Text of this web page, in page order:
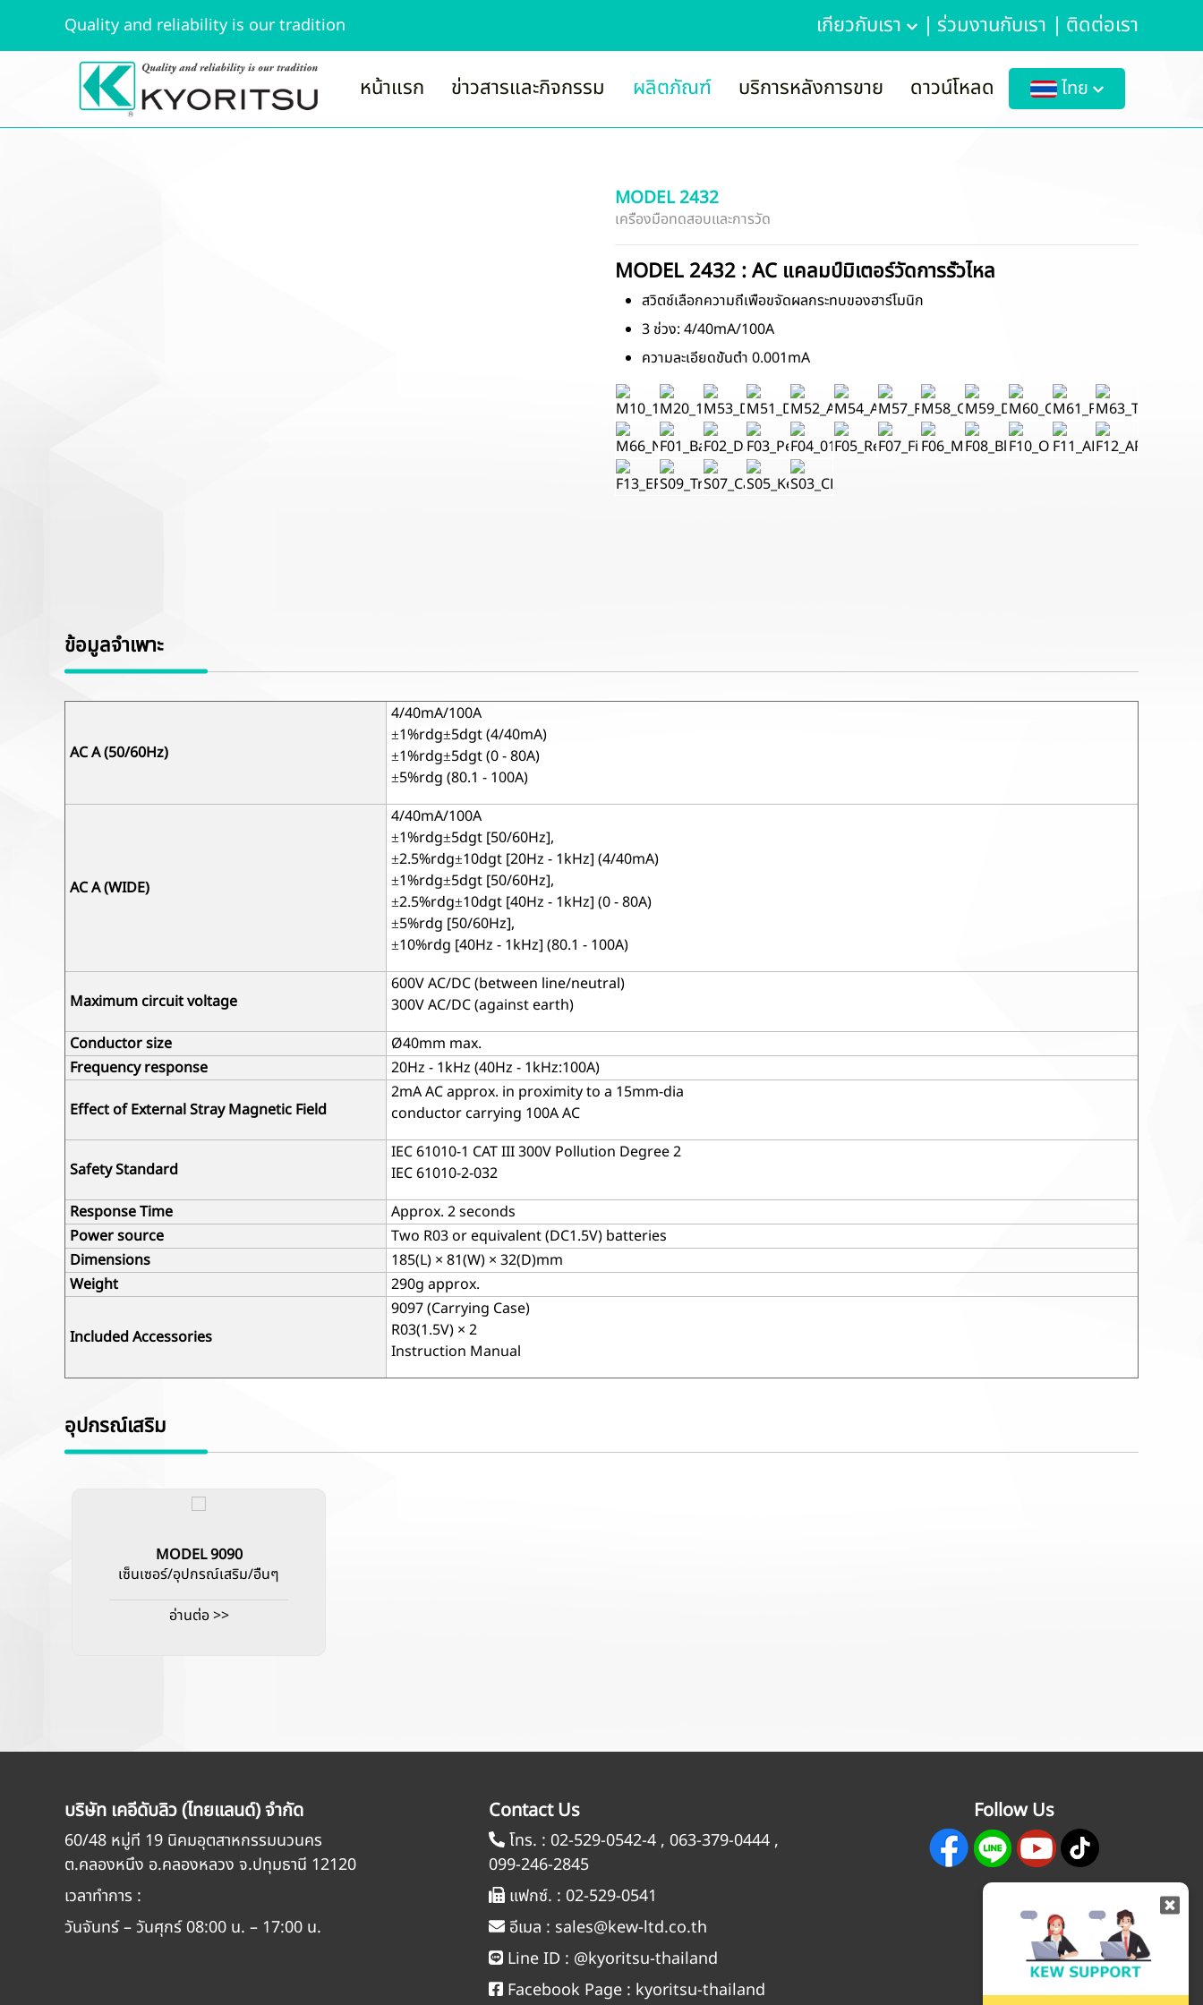
Quality and reliability is our tradition เกี่ยวกับเรา | ร่วมงานกับเรา | ติดต่อเรา
หน้าแรก ข่าวสารและกิจกรรม ผลิตภัณฑ์ บริการหลังการขาย ดาวน์โหลด ไทย
MODEL 2432
เครื่องมือทดสอบและการวัด
MODEL 2432 : AC แคลมป์มิเตอร์วัดการรั่วไหล
สวิตช์เลือกความถี่เพื่อขจัดผลกระทบของฮาร์โมนิก
3 ช่วง: 4/40mA/100A
ความละเอียดขั้นต่ำ 0.001mA
ข้อมูลจำเพาะ
AC A (50/60Hz)
4/40mA/100A
±1%rdg±5dgt (4/40mA)
±1%rdg±5dgt (0 - 80A)
±5%rdg (80.1 - 100A)
AC A (WIDE)
4/40mA/100A
±1%rdg±5dgt [50/60Hz],
±2.5%rdg±10dgt [20Hz - 1kHz] (4/40mA)
±1%rdg±5dgt [50/60Hz],
±2.5%rdg±10dgt [40Hz - 1kHz] (0 - 80A)
±5%rdg [50/60Hz],
±10%rdg [40Hz - 1kHz] (80.1 - 100A)
Maximum circuit voltage
600V AC/DC (between line/neutral)
300V AC/DC (against earth)
Conductor size
Ø40mm max.
Frequency response
20Hz - 1kHz (40Hz - 1kHz:100A)
Effect of External Stray Magnetic Field
2mA AC approx. in proximity to a 15mm-dia
conductor carrying 100A AC
Safety Standard
IEC 61010-1 CAT III 300V Pollution Degree 2
IEC 61010-2-032
Response Time
Approx. 2 seconds
Power source
Two R03 or equivalent (DC1.5V) batteries
Dimensions
185(L) × 81(W) × 32(D)mm
Weight
290g approx.
Included Accessories
9097 (Carrying Case)
R03(1.5V) × 2
Instruction Manual
อุปกรณ์เสริม
MODEL 9090
เซ็นเซอร์/อุปกรณ์เสริม/อื่นๆ
อ่านต่อ >>
บริษัท เคอีดับลิว (ไทยแลนด์) จำกัด
60/48 หมู่ที่ 19 นิคมอุตสาหกรรมนวนคร
ต.คลองหนึ่ง อ.คลองหลวง จ.ปทุมธานี 12120
เวลาทำการ :
วันจันทร์ – วันศุกร์ 08:00 น. – 17:00 น.
Contact Us
โทร. : 02-529-0542-4 , 063-379-0444 ,
099-246-2845
แฟกซ์. : 02-529-0541
อีเมล : sales@kew-ltd.co.th
Line ID : @kyoritsu-thailand
Facebook Page : kyoritsu-thailand
Follow Us